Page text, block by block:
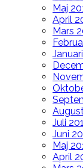
Maj
April
Mars
Juli
Juni
Maj
April